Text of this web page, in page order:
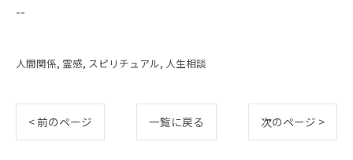
--
人間関係 霊感 スピリチュアル 人生相談
< 前のページ 一覧に戻る 次のページ >